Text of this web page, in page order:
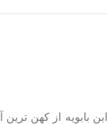
بابویه از کهن